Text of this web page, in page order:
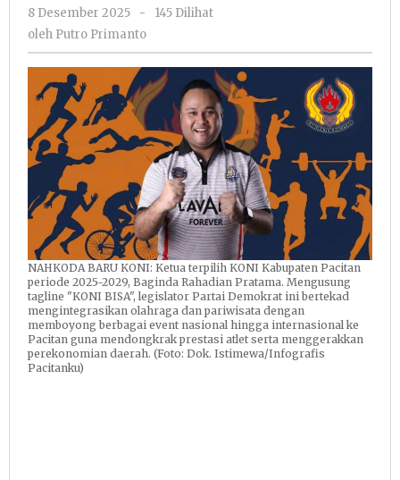
Pacitan
Semakin
Dikenal
8 Desember 2025
oleh
Putro
-
145 Dilihat
oleh Putro Primanto
NAHKODA BARU KONI: Ketua terpilih KONI Kabupaten Pacitan
periode 2025-2029, Baginda Rahadian Pratama. Mengusung
tagline "KONI BISA", legislator Partai Demokrat ini bertekad
mengintegrasikan olahraga dan pariwisata dengan
memboyong berbagai event nasional hingga internasional ke
Pacitan guna mendongkrak prestasi atlet serta menggerakkan
perekonomian daerah. (Foto: Dok. Istimewa/Infografis
Pacitanku)